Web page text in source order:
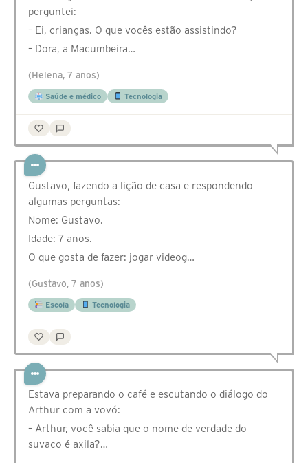
perguntei:
– Ei, crianças. O que vocês estão assistindo?
– Dora, a Macumbeira…
(Helena, 7 anos)
Saúde e médico Tecnologia
Gustavo, fazendo a lição de casa e respondendo
algumas perguntas:
Nome: Gustavo.
Idade: 7 anos.
O que gosta de fazer: jogar videog…
(Gustavo, 7 anos)
Escola Tecnologia
Estava preparando o café e escutando o diálogo do
Arthur com a vovó:
– Arthur, você sabia que o nome de verdade do
suvaco é axila?…